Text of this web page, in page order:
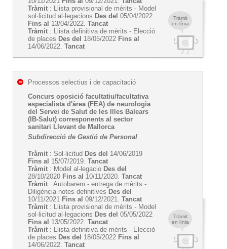
Tràmit
en línia
Tràmit : Llista provisional de mèrits - Model
sol·licitud al·legacions Des del 05/04/2022
Fins al 13/04/2022. Tancat
Tràmit : Llista definitiva de mèrits - Elecció
de places Des del 18/05/2022 Fins al
14/06/2022. Tancat
Tràmit
en línia
Processos selectius i de capacitació
Concurs oposició facultatiu/facultativa
especialista d'àrea (FEA) de neurologia
del Servei de Salut de les Illes Balears
(IB-Salut) corresponents al sector
sanitari Llevant de Mallorca
Subdirecció de Gestió de Personal
Tràmit : Sol·licitud Des del 14/06/2019
Fins al 15/07/2019. Tancat
Tràmit : Model al-legacio Des del
28/10/2020 Fins al 10/11/2020. Tancat
Tràmit : Autobarem - entrega de mèrits -
Diligència notes definitives Des del
10/11/2021 Fins al 09/12/2021. Tancat
Tràmit : Llista provisional de mèrits - Model
sol·licitud al·legacions Des del 05/05/2022
Fins al 13/05/2022. Tancat
Tràmit : Llista definitiva de mèrits - Elecció
de places Des del 18/05/2022 Fins al
14/06/2022. Tancat